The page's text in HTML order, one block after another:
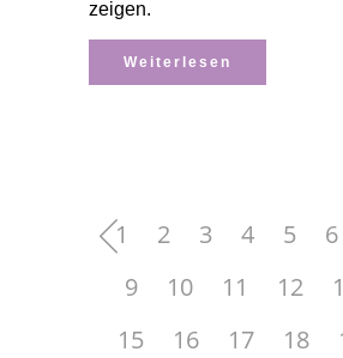
zeigen.
Weiterlesen
1 2 3 4 5 6
9
10 11 12
15
16 17 18